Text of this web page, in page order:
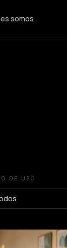
somos
DE USO